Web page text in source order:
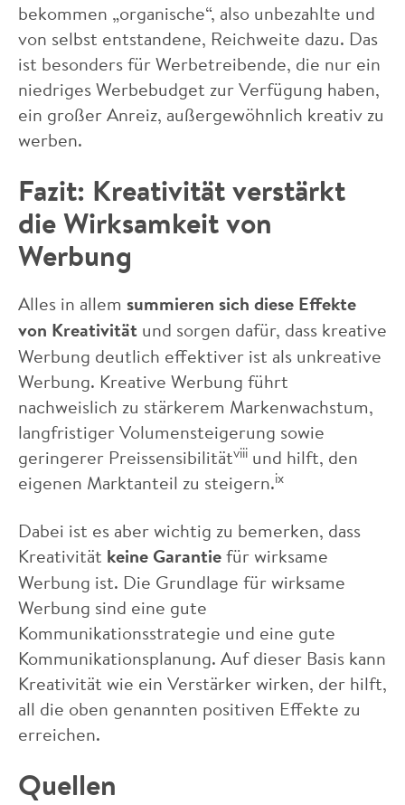
bekommen „organische“, also unbezahlte und
von selbst entstandene, Reichweite dazu. Das
ist besonders für Werbetreibende, die nur ein
niedriges Werbebudget zur Verfügung haben,
ein großer Anreiz, außergewöhnlich kreativ zu
werben.
Fazit: Kreativität verstärkt
die Wirksamkeit von
Werbung
Alles in allem summieren sich diese Effekte
von Kreativität und sorgen dafür, dass kreative
Werbung deutlich effektiver ist als unkreative
Werbung. Kreative Werbung führt
nachweislich zu stärkerem Markenwachstum,
langfristiger Volumensteigerung sowie
geringerer Preissensibilitätviii und hilft, den
eigenen Marktanteil zu steigern.ix
Dabei ist es aber wichtig zu bemerken, dass
Kreativität keine Garantiefür wirksame
Werbung ist. Die Grundlage für wirksame
Werbung sind eine gute
Kommunikationsstrategie und eine gute
Kommunikationsplanung. Auf dieser Basis kann
Kreativität wie ein Verstärker wirken, der hilft,
all die oben genannten positiven Effekte zu
erreichen.
Quellen